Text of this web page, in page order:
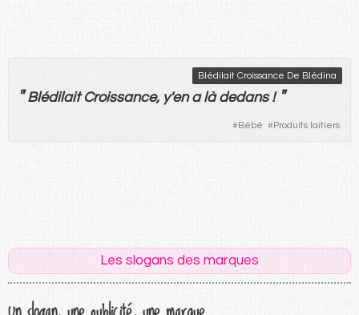
Blédilait Croissance De Blédina
"BlédilaitCroissance, y'en a là dedans! "
#Bébé #Produits laitiers
Les slogans des marques